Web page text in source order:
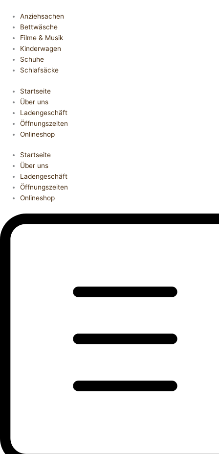
Anziehsachen
Bettwäsche
Filme & Musik
Kinderwagen
Schuhe
Schlafsäcke
Startseite
Über uns
Ladengeschäft
Öffnungszeiten
Onlineshop
Startseite
Über uns
Ladengeschäft
Öffnungszeiten
Onlineshop